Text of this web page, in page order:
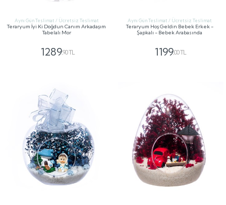
Aynı Gün Teslimat / Ücretsiz Teslimat
Teraryum İyi Ki Doğdun Canım Arkadaşım
Tabelalı Mor
1289,90 TL
Aynı Gün Teslimat / Ücretsiz Teslimat
Teraryum Hoş Geldin Bebek Erkek -
Şapkalı - Bebek Arabasında
1199,00 TL